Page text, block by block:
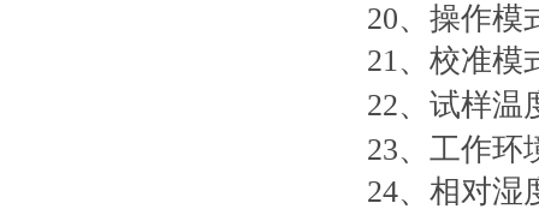
20、操作模
21、校准模
22、试样温
23、工作环
24、相对湿